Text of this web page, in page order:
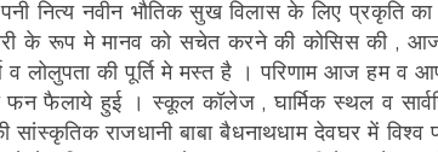
नित्य नवीन भौतिक सुख विलास के लिए प्रकृति
के रूप मे मानव को सचेत करने की कोसिस की , आज
व लोलुपता की पूर्ति मे मस्त है । परिणाम आज
फन फैलाये हुई । स्कूल कॉलेज , घार्मिक स्थल व
राजधानी बाबा बैधनाथधाम देवघर में